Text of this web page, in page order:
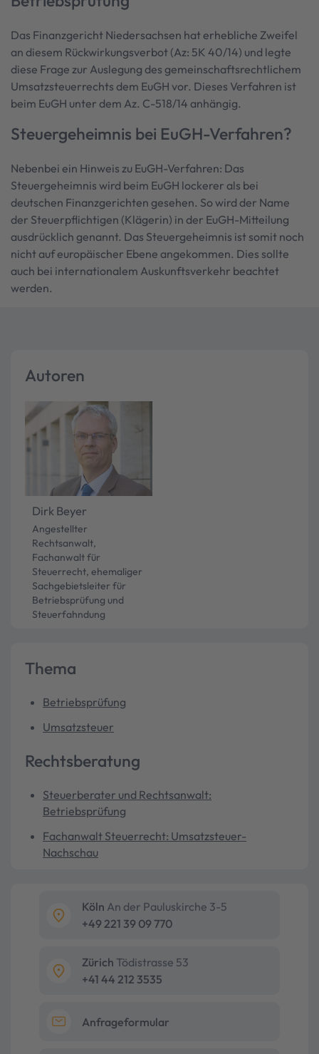
Das Finanzgericht Niedersachsen hat erhebliche Zweifel
an diesem Rückwirkungsverbot (Az: 5K 40/14) und legte
diese Frage zur Auslegung des gemeinschaftsrechtlichem
Umsatzsteuerrechts dem EuGH vor. Dieses Verfahren ist
beim EuGH unter dem Az. C-518/14 anhängig.
Steuergeheimnis bei EuGH-Verfahren?
Nebenbei ein Hinweis zu EuGH-Verfahren: Das
Steuergeheimnis wird beim EuGH lockerer als bei
deutschen Finanzgerichten gesehen. So wird der Name
der Steuerpflichtigen (Klägerin) in der EuGH-Mitteilung
ausdrücklich genannt. Das Steuergeheimnis ist somit noch
nicht auf europäischer Ebene angekommen. Dies sollte
auch bei internationalem Auskunftsverkehr beachtet
werden.
Autoren
Dirk Beyer
Angestellter
Rechtsanwalt,
Fachanwalt für
Steuerrecht, ehemaliger
Sachgebietsleiter für
Betriebsprüfung und
Steuerfahndung
Thema
Betriebsprüfung
Umsatzsteuer
Rechtsberatung
Steuerberater und Rechtsanwalt:
Betriebsprüfung
Fachanwalt Steuerrecht: Umsatzsteuer-
Nachschau
Köln An der Pauluskirche 3-5
+49 221 39 09 770
Zürich Tödistrasse 53
+41 44 212 3535
Anfrageformular